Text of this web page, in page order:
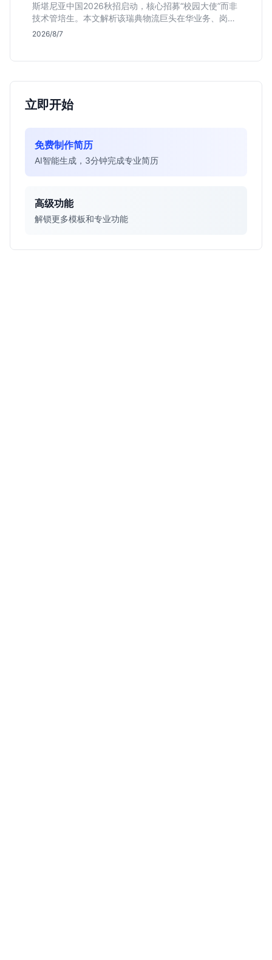
斯堪尼亚中国2026秋招启动，核心招募“校园大使”而非
技术管培生。本文解析该瑞典物流巨头在华业务、岗位
真实职责及不限专业背后的竞争逻辑，助你判断是否值
2026/8/7
立即开始
免费制作简历
AI智能生成，3分钟完成专业简历
高级功能
解锁更多模板和专业功能